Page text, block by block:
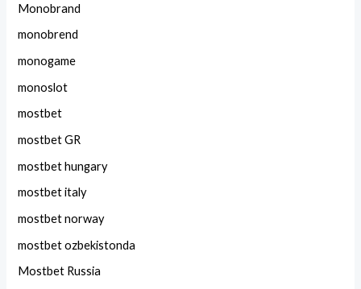
Monobrand
monobrend
monogame
monoslot
mostbet
mostbet GR
mostbet hungary
mostbet italy
mostbet norway
mostbet ozbekistonda
Mostbet Russia